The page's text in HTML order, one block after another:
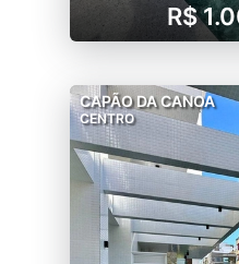
R$
CAPÃO DA CANOA
CENTRO